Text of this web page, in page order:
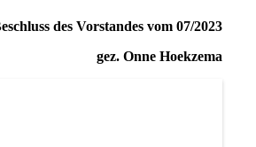
des Vorstandes vom 07/2023
gez. Onne Hoekzema